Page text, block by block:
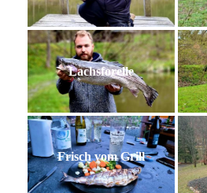
Lachsforelle
Frisch vom Grill